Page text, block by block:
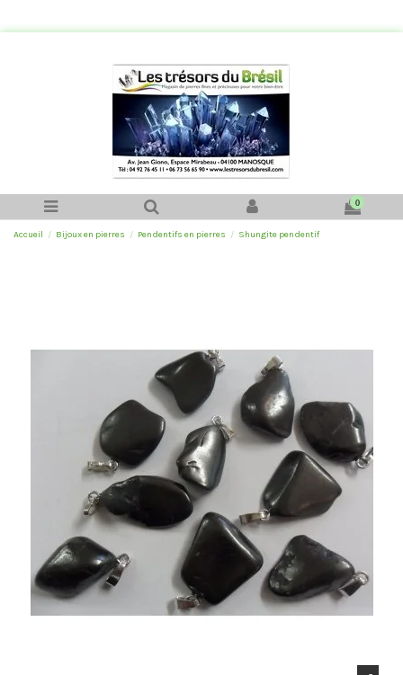
0
Accueil Bijoux en pierres Pendentifs en pierres Shungite pendentif